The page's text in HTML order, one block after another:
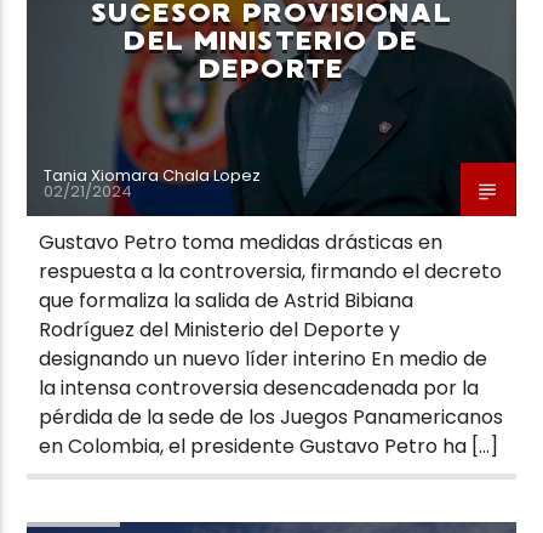
Neiva Estereo
SUCESOR PROVISIONAL
DEL MINISTERIO DE
DEPORTE
Tania Xiomara Chala Lopez
02/21/2024
Gustavo Petro toma medidas drásticas en
respuesta a la controversia, firmando el decreto
que formaliza la salida de Astrid Bibiana
Rodríguez del Ministerio del Deporte y
designando un nuevo líder interino En medio de
la intensa controversia desencadenada por la
pérdida de la sede de los Juegos Panamericanos
en Colombia, el presidente Gustavo Petro ha […]